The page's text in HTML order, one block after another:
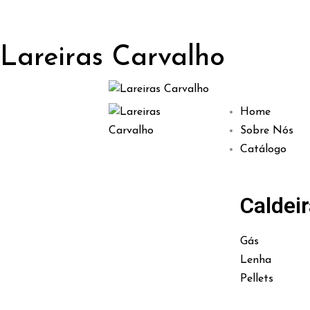
Lareiras Carvalho
Home
Sobre Nós
Catálogo
Gás
Lenha
Pellets